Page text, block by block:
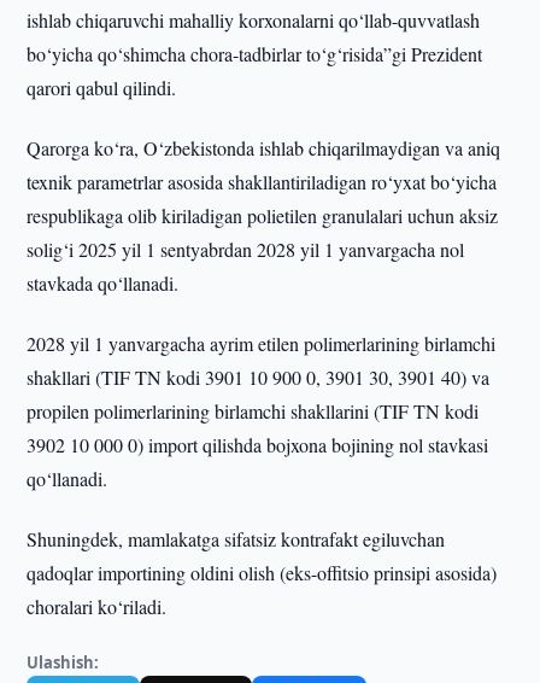
ishlab chiqaruvchi mahalliy korxonalarni qo‘llab-quvvatlash
bo‘yicha qo‘shimcha chora-tadbirlar to‘g‘risida”gi Prezident
qarori qabul qilindi.
Qarorga ko‘ra, O‘zbekistonda ishlab chiqarilmaydigan va aniq
texnik parametrlar asosida shakllantiriladigan ro‘yxat bo‘yicha
respublikaga olib kiriladigan polietilen granulalari uchun aksiz
solig‘i 2025 yil 1 sentyabrdan 2028 yil 1 yanvargacha nol
stavkada qo‘llanadi.
2028 yil 1 yanvargacha ayrim etilen polimerlarining birlamchi
shakllari (TIF TN kodi 3901 10 900 0, 3901 30, 3901 40) va
propilen polimerlarining birlamchi shakllarini (TIF TN kodi
3902 10 000 0) import qilishda bojxona bojining nol stavkasi
qo‘llanadi.
Shuningdek, mamlakatga sifatsiz kontrafakt egiluvchan
qadoqlar importining oldini olish (eks-offitsio prinsipi asosida)
choralari ko‘riladi.
Ulashish: